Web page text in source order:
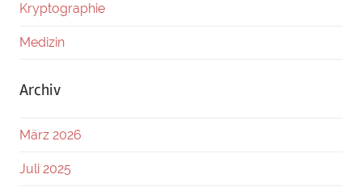
Kryptographie
Medizin
Archiv
März 2026
Juli 2025